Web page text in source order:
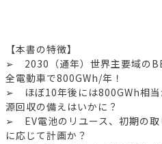
【本書の特徴】
➢ 2030（通年）世界主要域の
全電動車で800GWh/年！
➢ ほぼ10年後には800GWh相当
源回収の備えはいかに？
➢ EV電池のリユース、初期の取
に応じて計画か？